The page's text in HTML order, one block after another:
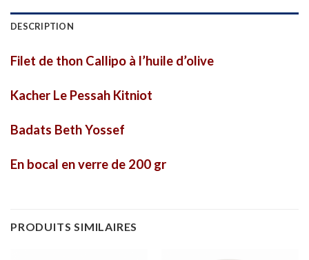
DESCRIPTION
Filet de thon Callipo à l’huile d’olive
Kacher Le Pessah Kitniot
Badats Beth Yossef
En bocal en verre de 200 gr
PRODUITS SIMILAIRES